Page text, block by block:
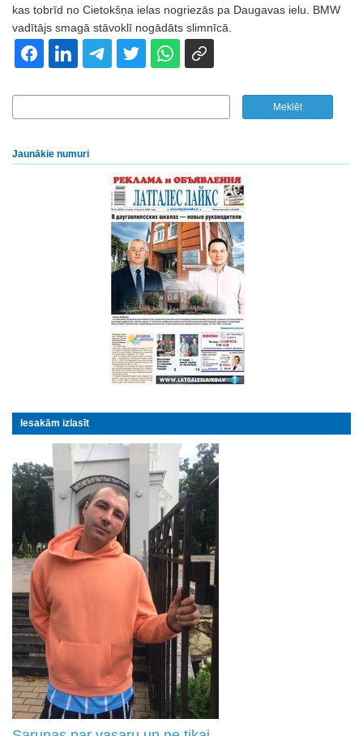
kas tobrīd no Cietokšņa ielas nogriezās pa Daugavas ielu. BMW
vadītājs smagā stāvoklī nogādāts slimnīcā.
Jaunākie numuri
Iesakām izlasīt